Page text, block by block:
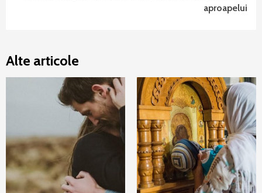
aproapelui
Alte articole